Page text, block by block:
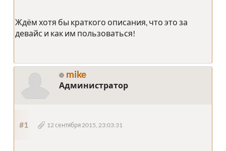
Ждём хотя бы краткого описания, что это за
девайс и как им пользоваться!
mike
Администратор
#1 12 сентября 2015, 23:03:31